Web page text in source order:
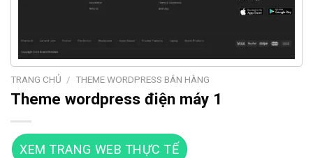
TRANG CHỦ / THEME WORDPRESS BÁN HÀNG
Theme wordpress điện máy 1
XEM TRANG WEB THỰC TẾ